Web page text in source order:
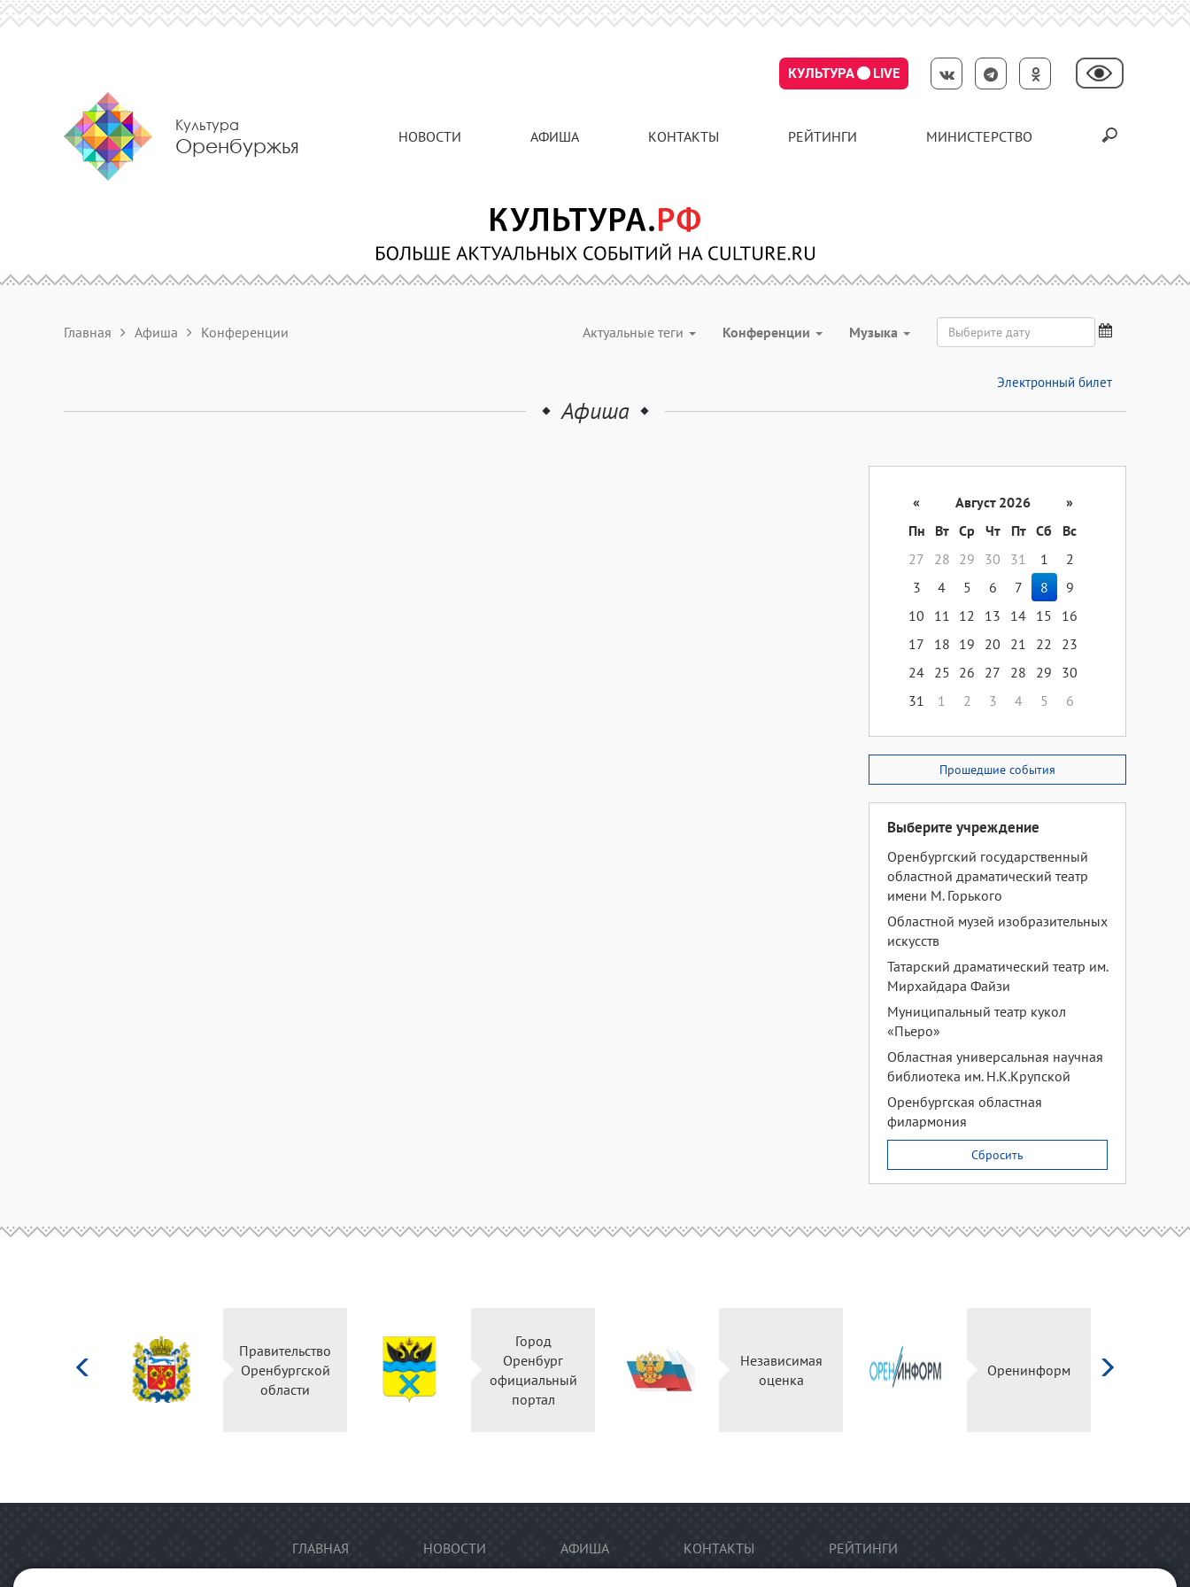
КУЛЬТУРА LIVE
Культура
Оренбуржья НОВОСТИ АФИША КОНТАКТЫ РЕЙТИНГИ МИНИСТЕРСТВО
Главная Афиша Конференции Актуальные теги Конференции Музыка
Электронный билет
Афиша
« Август 2026
»
Пн
Вт Ср Чт Пт Сб
Вс
27
28 29 30 31 1
2
3
4 5 6 7 8
9
10
11 12 13 14 15
16
17
18 19 20 21 22
23
24 25 26 27 28 29
30
31
1 2 3 4 5 6
Прошедшие события
Выберите учреждение
Оренбургский государственный
областной драматический театр
имени М. Горького
Областной музей изобразительных
искусств
Татарский драматический театр им.
Мирхайдара Файзи
Муниципальный театр кукол
«Пьеро»
Областная универсальная научная
библиотека им. Н.К.Крупской
Оренбургская областная
филармония
Сбросить
Российской
Правительство
Оренбургской
области
Город
Оренбург
официальный
портал
Независимая
оценка
Оренинформ
ГЛАВНАЯ НОВОСТИ АФИША КОНТАКТЫ РЕЙТИНГИ